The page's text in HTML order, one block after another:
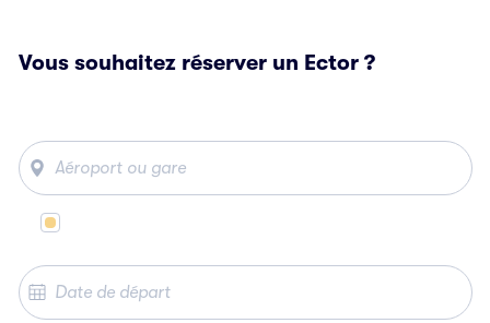
Vous souhaitez réserver un Ector ?